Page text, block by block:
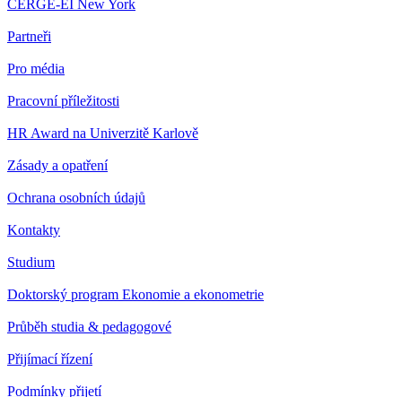
CERGE-EI New York
Partneři
Pro média
Pracovní příležitosti
HR Award na Univerzitě Karlově
Zásady a opatření
Ochrana osobních údajů
Kontakty
Studium
Doktorský program Ekonomie a ekonometrie
Průběh studia & pedagogové
Přijímací řízení
Podmínky přijetí